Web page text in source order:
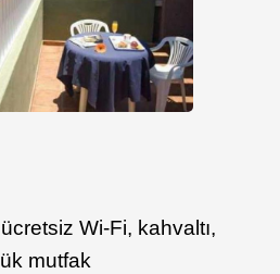
ücretsiz Wi-Fi, kahvaltı,
mutfak